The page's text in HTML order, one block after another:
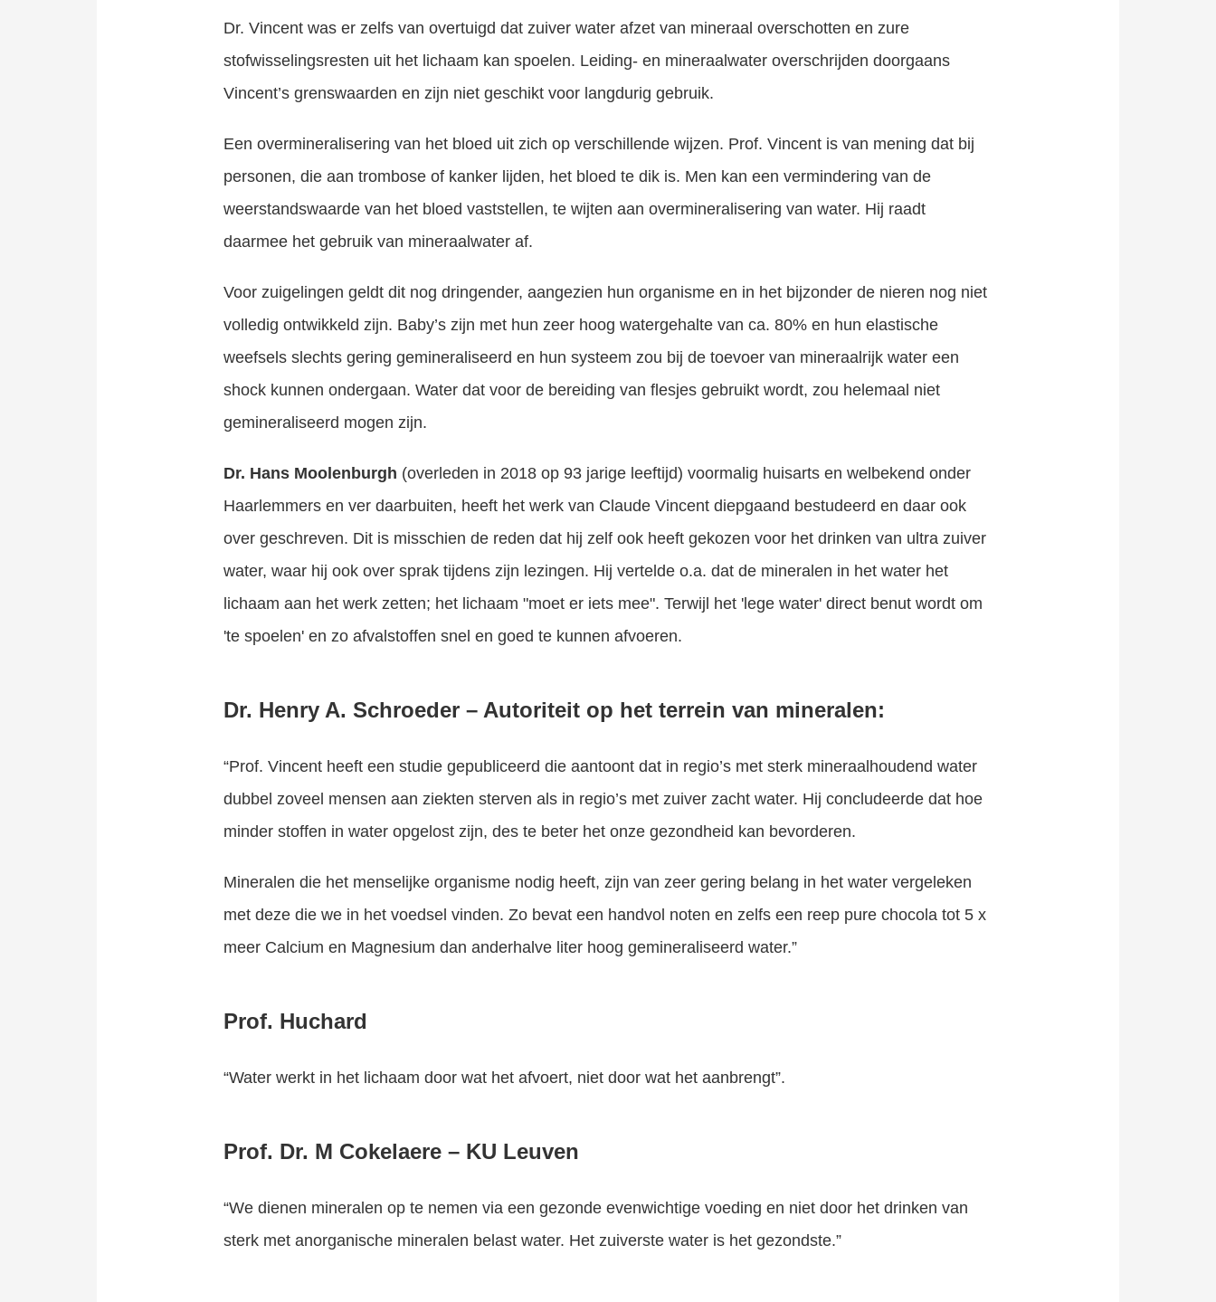
Dr. Vincent was er zelfs van overtuigd dat zuiver water afzet van mineraal overschotten en zure
stofwisselingsresten uit het lichaam kan spoelen. Leiding- en mineraalwater overschrijden doorgaans
Vincent’s grenswaarden en zijn niet geschikt voor langdurig gebruik.
Een overmineralisering van het bloed uit zich op verschillende wijzen. Prof. Vincent is van mening dat bij
personen, die aan trombose of kanker lijden, het bloed te dik is. Men kan een vermindering van de
weerstandswaarde van het bloed vaststellen, te wijten aan overmineralisering van water. Hij raadt
daarmee het gebruik van mineraalwater af.
Voor zuigelingen geldt dit nog dringender, aangezien hun organisme en in het bijzonder de nieren nog niet
volledig ontwikkeld zijn. Baby’s zijn met hun zeer hoog watergehalte van ca. 80% en hun elastische
weefsels slechts gering gemineraliseerd en hun systeem zou bij de toevoer van mineraalrijk water een
shock kunnen ondergaan. Water dat voor de bereiding van flesjes gebruikt wordt, zou helemaal niet
gemineraliseerd mogen zijn.
Dr. Hans Moolenburgh (overleden in 2018 op 93 jarige leeftijd) voormalig huisarts en welbekend onder
Haarlemmers en ver daarbuiten, heeft het werk van Claude Vincent diepgaand bestudeerd en daar ook
over geschreven. Dit is misschien de reden dat hij zelf ook heeft gekozen voor het drinken van ultra zuiver
water, waar hij ook over sprak tijdens zijn lezingen. Hij vertelde o.a. dat de mineralen in het water het
lichaam aan het werk zetten; het lichaam "moet er iets mee". Terwijl het 'lege water' direct benut wordt om
'te spoelen' en zo afvalstoffen snel en goed te kunnen afvoeren.
Dr. Henry A. Schroeder – Autoriteit op het terrein van mineralen:
“Prof. Vincent heeft een studie gepubliceerd die aantoont dat in regio’s met sterk mineraalhoudend water
dubbel zoveel mensen aan ziekten sterven als in regio’s met zuiver zacht water. Hij concludeerde dat hoe
minder stoffen in water opgelost zijn, des te beter het onze gezondheid kan bevorderen.
Mineralen die het menselijke organisme nodig heeft, zijn van zeer gering belang in het water vergeleken
met deze die we in het voedsel vinden. Zo bevat een handvol noten en zelfs een reep pure chocola tot 5 x
meer Calcium en Magnesium dan anderhalve liter hoog gemineraliseerd water.”
Prof. Huchard
“Water werkt in het lichaam door wat het afvoert, niet door wat het aanbrengt”.
Prof. Dr. M Cokelaere – KU Leuven
“We dienen mineralen op te nemen via een gezonde evenwichtige voeding en niet door het drinken van
sterk met anorganische mineralen belast water. Het zuiverste water is het gezondste.”